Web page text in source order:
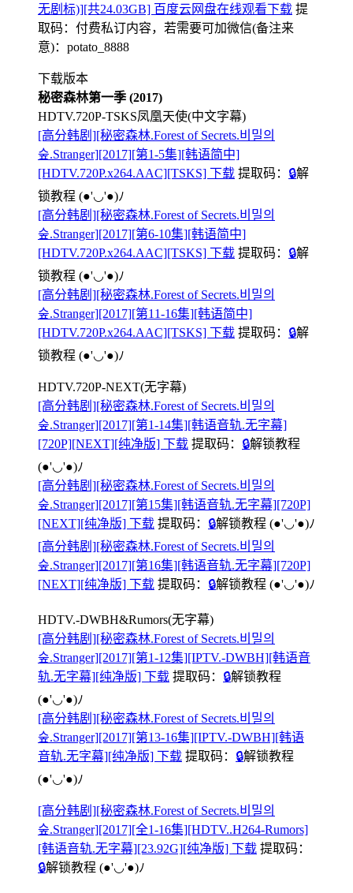
无剧标)][共24.03GB] 百度云网盘在线观看下载 提
取码： 付费私订内容，若需要可加微信(备注来
意)：potato_8888
下载版本
秘密森林第一季 (2017)
HDTV.720P-TSKS凤凰天使(中文字幕)
[高分韩剧][秘密森林.Forest of Secrets.비밀의
숲.Stranger][2017][第1-5集][韩语简中]
[HDTV.720P.x264.AAC][TSKS] 下载 提取码： 🔒解
锁教程 (●'◡'●)ﾉ
[高分韩剧][秘密森林.Forest of Secrets.비밀의
숲.Stranger][2017][第6-10集][韩语简中]
[HDTV.720P.x264.AAC][TSKS] 下载 提取码： 🔒解
锁教程 (●'◡'●)ﾉ
[高分韩剧][秘密森林.Forest of Secrets.비밀의
숲.Stranger][2017][第11-16集][韩语简中]
[HDTV.720P.x264.AAC][TSKS] 下载 提取码： 🔒解
锁教程 (●'◡'●)ﾉ
HDTV.720P-NEXT(无字幕)
[高分韩剧][秘密森林.Forest of Secrets.비밀의
숲.Stranger][2017][第1-14集][韩语音轨.无字幕]
[720P][NEXT][纯净版] 下载 提取码： 🔒解锁教程
(●'◡'●)ﾉ
[高分韩剧][秘密森林.Forest of Secrets.비밀의
숲.Stranger][2017][第15集][韩语音轨.无字幕][720P]
[NEXT][纯净版] 下载 提取码： 🔒解锁教程 (●'◡'●)ﾉ
[高分韩剧][秘密森林.Forest of Secrets.비밀의
숲.Stranger][2017][第16集][韩语音轨.无字幕][720P]
[NEXT][纯净版] 下载 提取码： 🔒解锁教程 (●'◡'●)ﾉ
HDTV.-DWBH&Rumors(无字幕)
[高分韩剧][秘密森林.Forest of Secrets.비밀의
숲.Stranger][2017][第1-12集][IPTV.-DWBH][韩语音
轨.无字幕][纯净版] 下载 提取码： 🔒解锁教程
(●'◡'●)ﾉ
[高分韩剧][秘密森林.Forest of Secrets.비밀의
숲.Stranger][2017][第13-16集][IPTV.-DWBH][韩语
音轨.无字幕][纯净版] 下载 提取码： 🔒解锁教程
(●'◡'●)ﾉ
[高分韩剧][秘密森林.Forest of Secrets.비밀의
숲.Stranger][2017][全1-16集][HDTV..H264-Rumors]
[韩语音轨.无字幕][23.92G][纯净版] 下载 提取码：
🔒解锁教程 (●'◡'●)ﾉ